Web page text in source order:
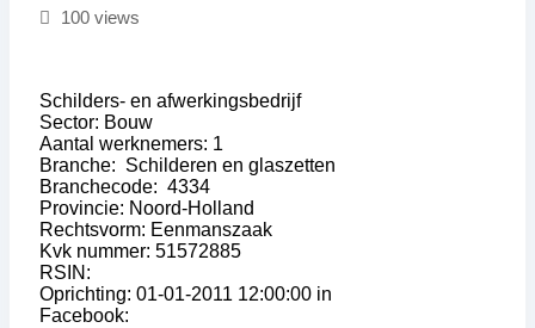
100 views
Schilders- en afwerkingsbedrijf
Sector: Bouw
Aantal werknemers: 1
Branche: Schilderen en glaszetten
Branchecode: 4334
Provincie: Noord-Holland
Rechtsvorm: Eenmanszaak
Kvk nummer: 51572885
RSIN:
Oprichting: 01-01-2011 12:00:00 in
Facebook: